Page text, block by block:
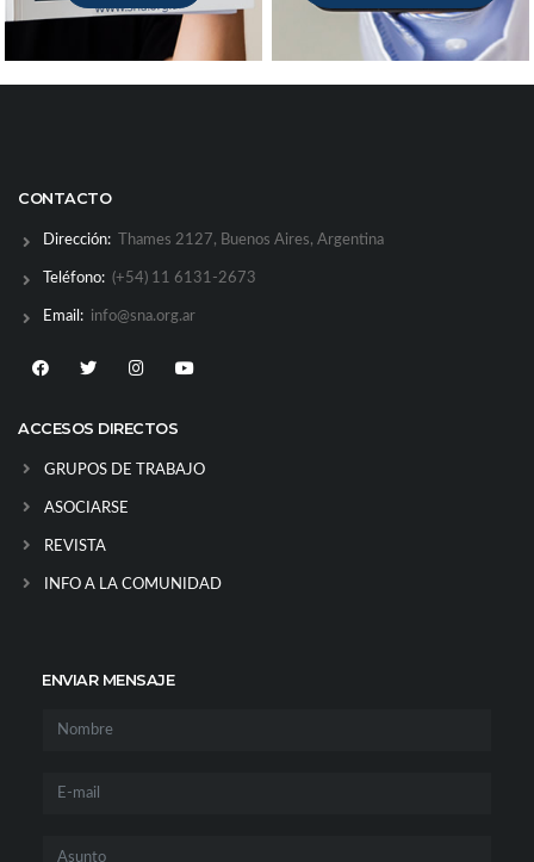
CONTACTO
Dirección: Thames 2127, Buenos Aires, Argentina
Teléfono: (+54) 11 6131-2673
Email: info@sna.org.ar
ACCESOS DIRECTOS
GRUPOS DE TRABAJO
ASOCIARSE
REVISTA
INFO A LA COMUNIDAD
ENVIAR MENSAJE